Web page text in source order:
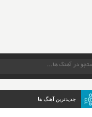
جدیدترین آهنگ ها